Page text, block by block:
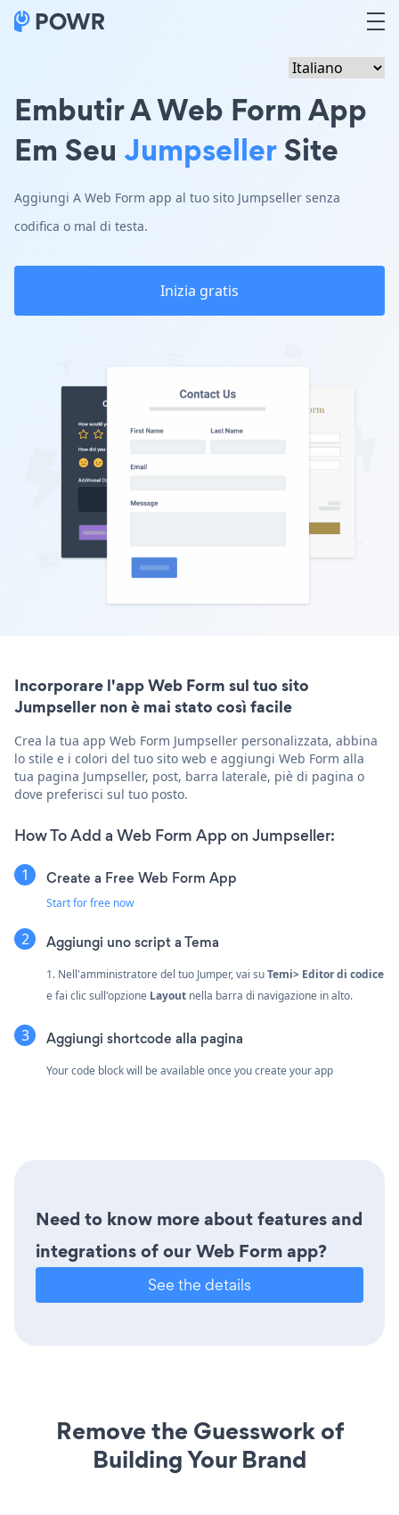
Embutir A Web Form App
Em Seu JumpsellerSite
Aggiungi A Web Form app al tuo sito Jumpseller senza
codifica o mal di testa.
Inizia gratis
Incorporare l'app Web Form sul tuo sito
Jumpseller non è mai stato così facile
Crea la tua app Web Form Jumpseller personalizzata, abbina
lo stile e i colori del tuo sito web e aggiungi Web Form alla
tua pagina Jumpseller, post, barra laterale, piè di pagina o
dove preferisci sul tuo posto.
How To Add a Web Form App on Jumpseller:
Create a Free Web Form App
Start for free now
Aggiungi uno script a Tema
1. Nell'amministratore del tuo Jumper, vai suTemi> Editor di codice
e fai clic sull'opzione Layout nella barra di navigazione in alto.
Aggiungi shortcode alla pagina
Your code block will be available once you create your app
Need to know more about features and
integrations of our Web Form app?
See the details
Remove the Guesswork of
Building Your Brand